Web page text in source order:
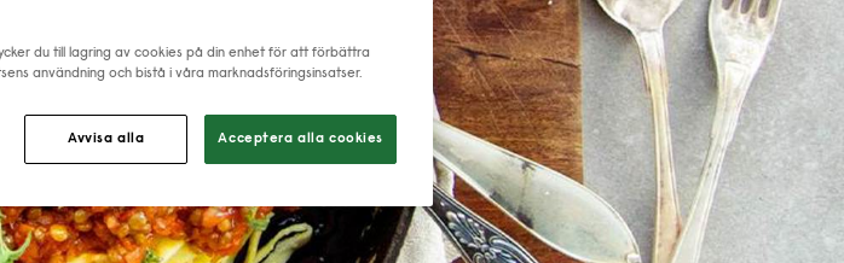
du till lagring av cookies på din enhet för att förbättra
användning och bistå i våra marknadsföringsinsatser.
Avvisa alla Acceptera alla cookies